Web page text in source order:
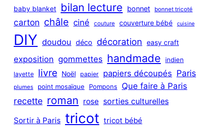
baby blanket bilan lecture bonnet bonnet tricoté
carton châle ciné couture couverture bébé cuisine
DIY doudou déco décoration easy craft
exposition gommettes handmade indien
layette livre Noël papier papiers découpés Paris
plumes point mosaïque Pompons Que faire à Paris
recette roman rose sorties culturelles
Sortir à Paris tricot tricot bébé